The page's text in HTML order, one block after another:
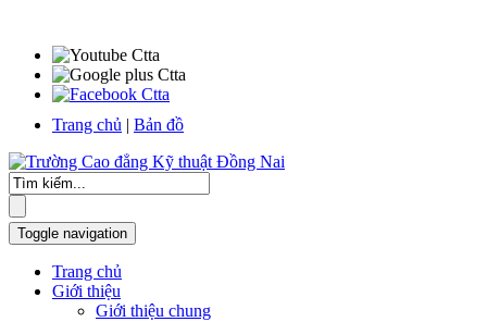
Trang chủ | Bản đồ
Toggle navigation
Trang chủ
Giới thiệu
Giới thiệu chung